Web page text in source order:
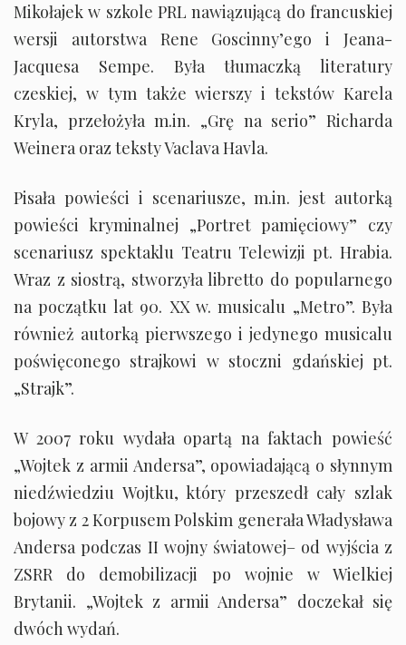
Mikołajek w szkole PRL nawiązującą do francuskiej
wersji autorstwa Rene Goscinny’ego i Jeana-
Jacquesa Sempe. Była tłumaczką literatury
czeskiej, w tym także wierszy i tekstów Karela
Kryla, przełożyła m.in. „Grę na serio” Richarda
Weinera oraz teksty Vaclava Havla.
Pisała powieści i scenariusze, m.in. jest autorką
powieści kryminalnej „Portret pamięciowy” czy
scenariusz spektaklu Teatru Telewizji pt. Hrabia.
Wraz z siostrą, stworzyła libretto do popularnego
na początku lat 90. XX w. musicalu „Metro”. Była
również autorką pierwszego i jedynego musicalu
poświęconego strajkowi w stoczni gdańskiej pt.
„Strajk”.
W 2007 roku wydała opartą na faktach powieść
„Wojtek z armii Andersa”, opowiadającą o słynnym
niedźwiedziu Wojtku, który przeszedł cały szlak
bojowy z 2 Korpusem Polskim generała Władysława
Andersa podczas II wojny światowej– od wyjścia z
ZSRR do demobilizacji po wojnie w Wielkiej
Brytanii. „Wojtek z armii Andersa” doczekał się
dwóch wydań.